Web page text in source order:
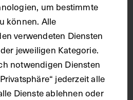
um bestimmte
können. Alle
verwendeten Diensten
jeweiligen Kategorie.
notwendigen Diensten
jederzeit alle
Dienste ablehnen oder